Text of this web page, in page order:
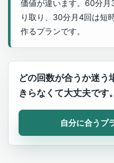
価値が違います。60分月
り取り、30分月4回は短
作るプランです。
どの回数が合うか迷う
きらなくて大丈夫です。
自分に合うプ